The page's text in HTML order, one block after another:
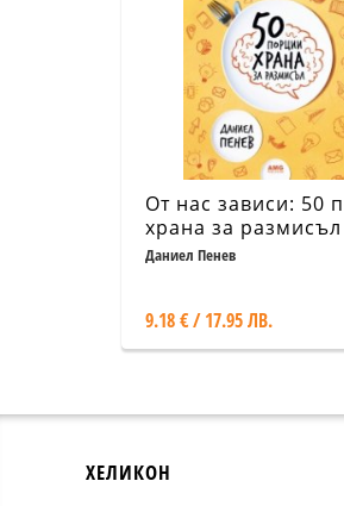
От нас зависи: 50
храна за размисъл
Даниел Пенев
9.18 € / 17.95 ЛВ.
ХЕЛИКОН